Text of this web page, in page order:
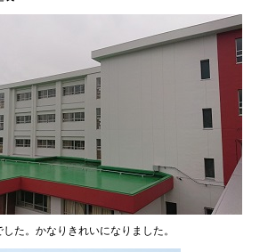
た。かなりきれいになりました。